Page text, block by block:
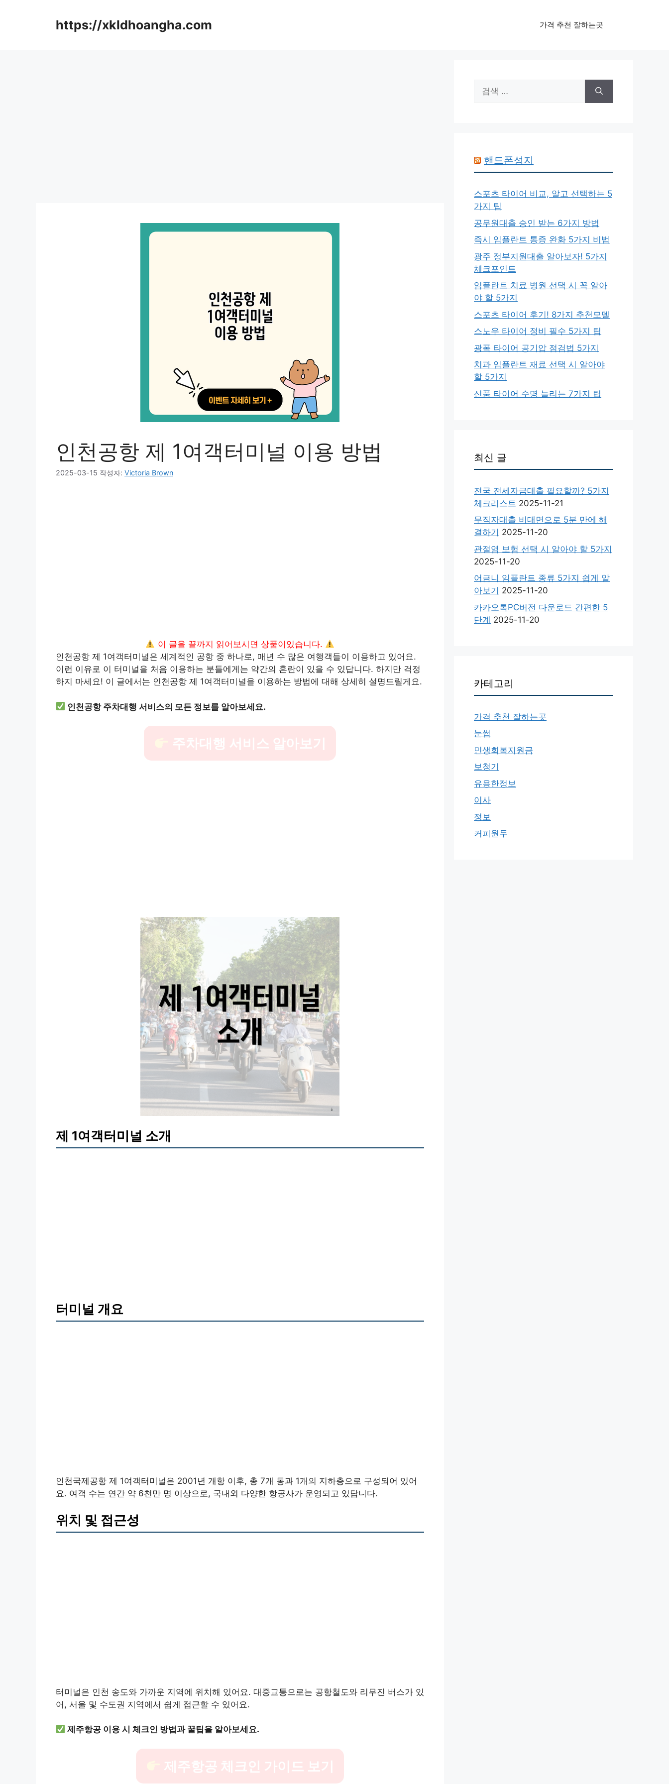
https://xkldhoangha.com 가격 추천 잘하는곳
인천공항 제 1여객터미널 이용 방법
2025-03-15 작성자: Victoria Brown
이 글을 끝까지 읽어보시면 상품이있습니다.
인천공항 제 1여객터미널은 세계적인 공항 중 하나로, 매년 수 많은 여행객들이 이용하고 있어요.
이런 이유로 이 터미널을 처음 이용하는 분들에게는 약간의 혼란이 있을 수 있답니다. 하지만 걱정
하지 마세요! 이 글에서는 인천공항 제 1여객터미널을 이용하는 방법에 대해 상세히 설명드릴게요.
인천공항 주차대행 서비스의 모든 정보를 알아보세요.
주차대행 서비스 알아보기
제 1여객터미널 소개
터미널 개요
인천국제공항 제 1여객터미널은 2001년 개항 이후, 총 7개 동과 1개의 지하층으로 구성되어 있어
요. 여객 수는 연간 약 6천만 명 이상으로, 국내외 다양한 항공사가 운영되고 있답니다.
위치 및 접근성
터미널은 인천 송도와 가까운 지역에 위치해 있어요. 대중교통으로는 공항철도와 리무진 버스가 있
어, 서울 및 수도권 지역에서 쉽게 접근할 수 있어요.
제주항공 이용 시 체크인 방법과 꿀팁을 알아보세요.
제주항공 체크인 가이드 보기
색:
핸드폰성지
스포츠 타이어 비교, 알고 선택하는 5
가지 팁
공무원대출 승인 받는 6가지 방법
즉시 임플란트 통증 완화 5가지 비법
광주 정부지원대출 알아보자! 5가지
체크포인트
임플란트 치료 병원 선택 시 꼭 알아
야 할 5가지
스포츠 타이어 후기! 8가지 추천모델
스노우 타이어 정비 필수 5가지 팁
광폭 타이어 공기압 점검법 5가지
치과 임플란트 재료 선택 시 알아야
할 5가지
신품 타이어 수명 늘리는 7가지 팁
최신 글
전국 전세자금대출 필요할까? 5가지
체크리스트 2025-11-21
무직자대출 비대면으로 5분 만에 해
결하기 2025-11-20
관절염 보험 선택 시 알아야 할 5가지
2025-11-20
어금니 임플란트 종류 5가지 쉽게 알
아보기 2025-11-20
카카오톡PC버전 다운로드 간편한 5
단계 2025-11-20
카테고리
가격 추천 잘하는곳
눈썹
민생회복지원금
보청기
유용한정보
이사
정보
커피원두